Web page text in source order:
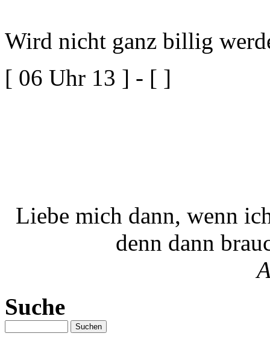
Wird nicht ganz billig
[ 06 Uhr 13 ] - [ ]
Liebe mich dann, wenn
denn dann
Suche